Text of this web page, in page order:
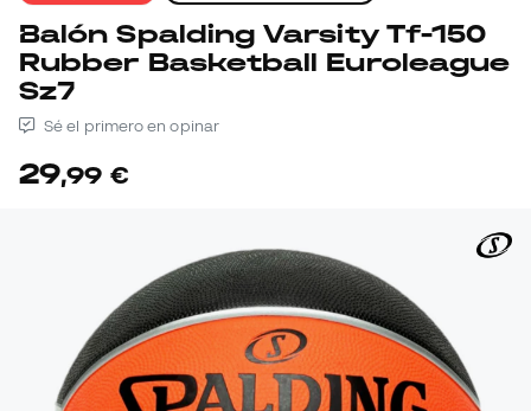
Balón Spalding Varsity Tf-150
Rubber Basketball Euroleague
Sz7
Sé el primero en opinar
29,99 €